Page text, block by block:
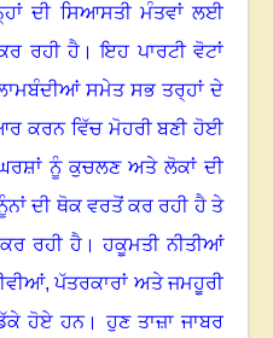
ਦੀ ਸਿਆਸਤੀ ਮੰਤਵਾਂ ਲਈ
ਰਹੀ ਹੈ ।ਇਹ ਪਾਰਟੀ ਵੋਟਾਂ
ਸਮੇਤ ਸਭ ਤਰ੍ਹਾਂ ਦੇ
ਕਰਨ ਵਿੱਚ ਮੋਹਰੀ ਬਣੀ ਹੋਈ
ਨੂੰ ਕੁਚਲਣ ਅਤੇ ਲੋਕਾਂ ਦੀ
ਦੀ ਥੋਕ ਵਰਤੋਂ ਕਰ ਰਹੀ ਹੈ ਤੇ
ਰਹੀ ਹੈ ।ਹਕੂਮਤੀ ਨੀਤੀਆਂ
,ਪੱਤਰਕਾਰਾਂ ਅਤੇ ਜਮਹੂਰੀ
ਹੋਏ ਹਨ।ਹੁਣ ਤਾਜ਼ਾ ਜਾਬਰ